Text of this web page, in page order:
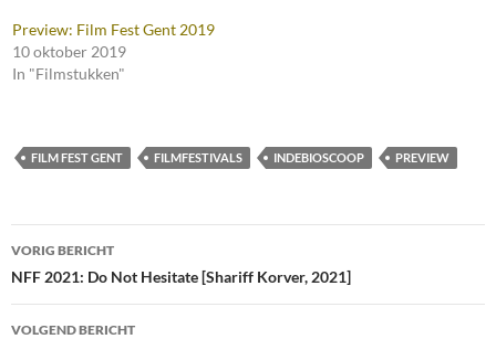
Preview: Film Fest Gent 2019
10 oktober 2019
In "Filmstukken"
FILM FEST GENT FILMFESTIVALS INDEBIOSCOOP PREVIEW
Bericht
navigatie
VORIG BERICHT
NFF 2021: Do Not Hesitate [Shariff Korver, 2021]
VOLGEND BERICHT